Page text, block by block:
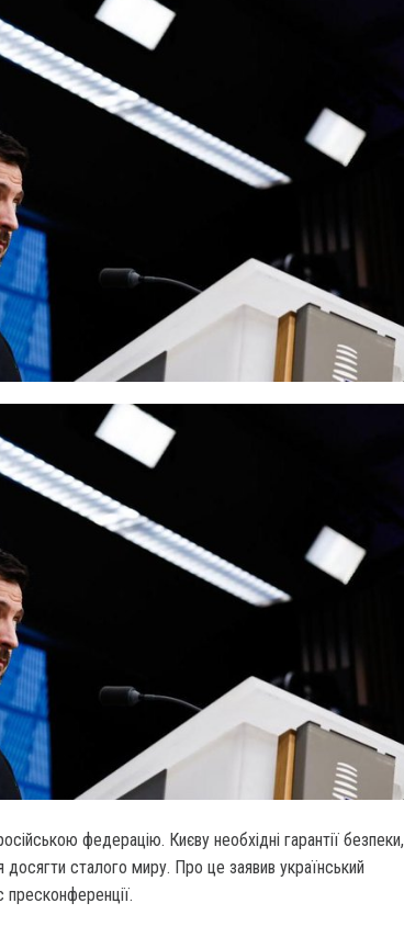
федерацію. Києву необхідні гарантії безпеки,
сталого миру. Про це заявив український